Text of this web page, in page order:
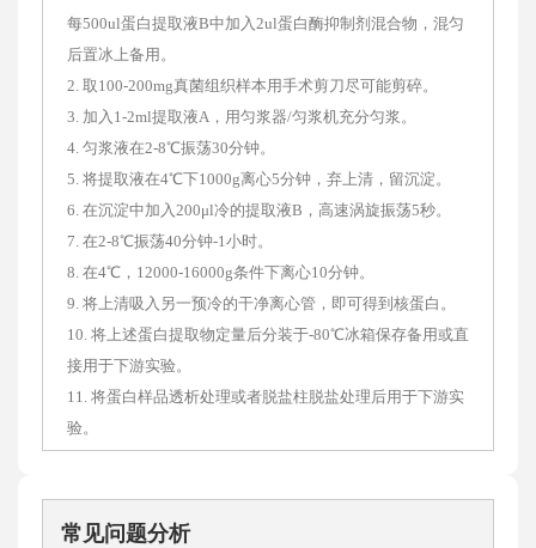
每500ul蛋白提取液B中加入2ul蛋白酶抑制剂混合物，混匀
后置冰上备用。
2. 取100-200mg真菌组织样本用手术剪刀尽可能剪碎。
3. 加入1-2ml提取液A，用匀浆器/匀浆机充分匀浆。
4. 匀浆液在2-8℃振荡30分钟。
5. 将提取液在4℃下1000g离心5分钟，弃上清，留沉淀。
6. 在沉淀中加入200μl冷的提取液B，高速涡旋振荡5秒。
7. 在2-8℃振荡40分钟-1小时。
8. 在4℃，12000-16000g条件下离心10分钟。
9. 将上清吸入另一预冷的干净离心管，即可得到核蛋白。
10. 将上述蛋白提取物定量后分装于-80℃冰箱保存备用或直
接用于下游实验。
11. 将蛋白样品透析处理或者脱盐柱脱盐处理后用于下游实
验。
常见问题分析